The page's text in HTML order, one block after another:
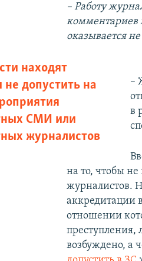
– Работу
комментариев
оказывается
находят
не допустить на
СМИ или
журналистов
–
в
на то, чтобы
журналистов.
аккредитации
отношении
преступления,
возбуждено, а